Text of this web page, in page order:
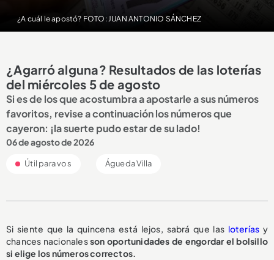
¿A cuál le apostó? FOTO: JUAN ANTONIO SÁNCHEZ
¿Agarró alguna? Resultados de las loterías
del miércoles 5 de agosto
Si es de los que acostumbra a apostarle a sus números
favoritos, revise a continuación los números que
cayeron: ¡la suerte pudo estar de su lado!
06 de agosto de 2026
Útil para vos Águeda Villa
Si siente que la quincena está lejos, sabrá que las loterías y
chances nacionalesson oportunidades de engordar el bolsillo
si elige los números correctos.